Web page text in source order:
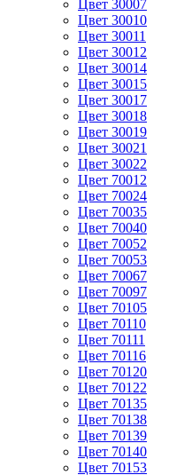
Цвет 30007
Цвет 30010
Цвет 30011
Цвет 30012
Цвет 30014
Цвет 30015
Цвет 30017
Цвет 30018
Цвет 30019
Цвет 30021
Цвет 30022
Цвет 70012
Цвет 70024
Цвет 70035
Цвет 70040
Цвет 70052
Цвет 70053
Цвет 70067
Цвет 70097
Цвет 70105
Цвет 70110
Цвет 70111
Цвет 70116
Цвет 70120
Цвет 70122
Цвет 70135
Цвет 70138
Цвет 70139
Цвет 70140
Цвет 70153